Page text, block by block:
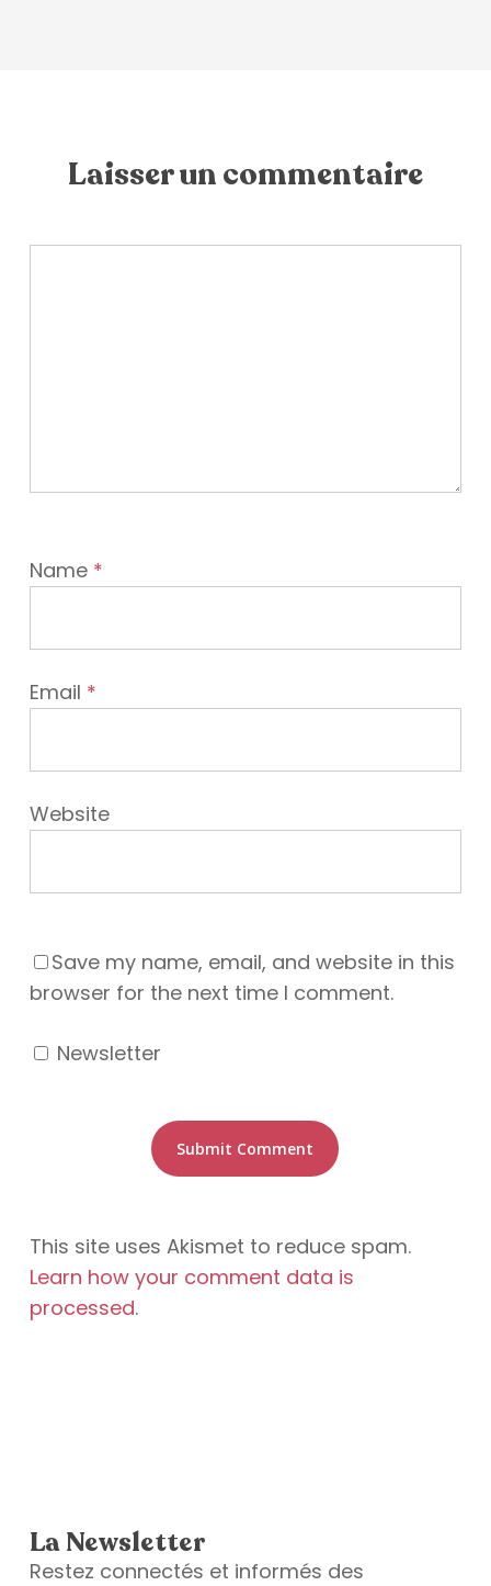
Laisser un commentaire
Name *
Email *
Website
Save my name, email, and website in this
browser for the next time I comment.
Newsletter
This site uses Akismet to reduce spam.
Learn how your comment data is
processed.
La Newsletter
Restez connectés et informés des